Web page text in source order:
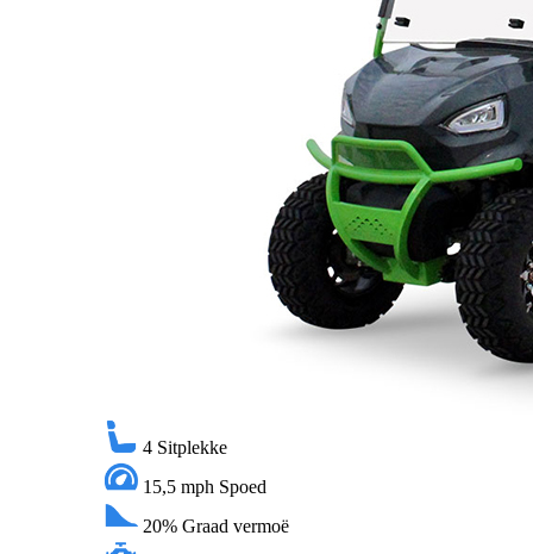
4 Sitplekke
15,5 mph Spoed
20% Graad vermoë